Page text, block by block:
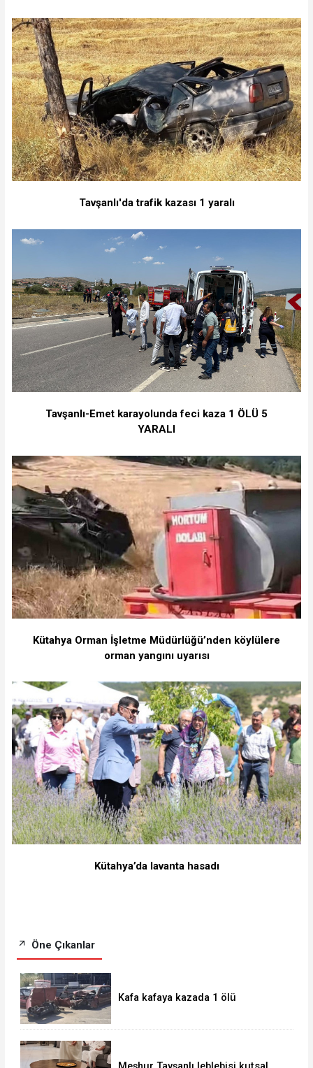
Tavşanlı'da trafik kazası 1 yaralı
Tavşanlı-Emet karayolunda feci kaza 1 ÖLÜ 5
YARALI
Kütahya Orman İşletme Müdürlüğü’nden köylülere
orman yangını uyarısı
Kütahya’da lavanta hasadı
Öne Çıkanlar
Kafa kafaya kazada 1 ölü